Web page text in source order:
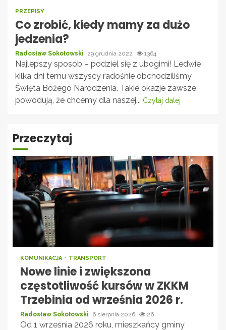
PRZEPISY
Co zrobić, kiedy mamy za dużo
jedzenia?
Radosław Sokołowski 29 grudnia 2022 1364
Najlepszy sposób – podziel się z ubogimi! Ledwie
kilka dni temu wszyscy radośnie obchodziliśmy
Święta Bożego Narodzenia. Takie okazje zawsze
powodują, że chcemy dla naszej... Czytaj dalej
Przeczytaj
KOMUNIKACJA TRANSPORT
Nowe linie i zwiększona
częstotliwość kursów w ZKKM
Trzebinia od września 2026 r.
Radosław Sokołowski 6 sierpnia 2026 26
Od 1 września 2026 roku, mieszkańcy gminy